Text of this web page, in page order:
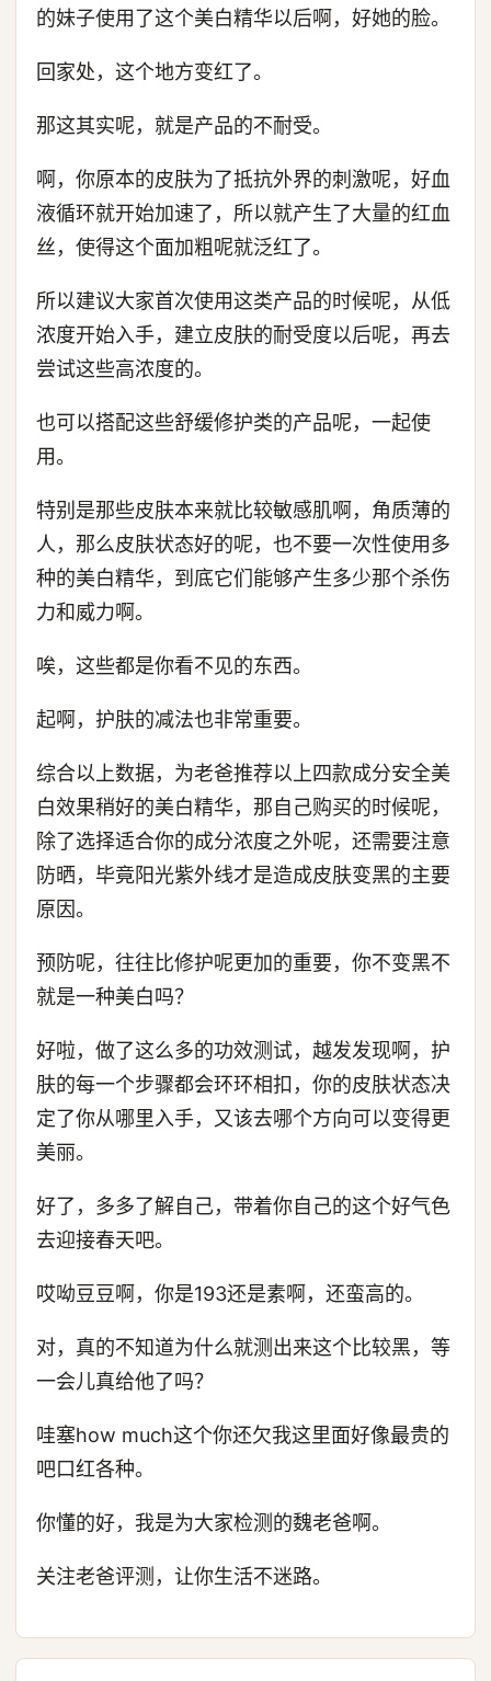
的妹子使用了这个美白精华以后啊，好她的脸。
回家处，这个地方变红了。
那这其实呢，就是产品的不耐受。
啊，你原本的皮肤为了抵抗外界的刺激呢，好血
液循环就开始加速了，所以就产生了大量的红血
丝，使得这个面加粗呢就泛红了。
所以建议大家首次使用这类产品的时候呢，从低
浓度开始入手，建立皮肤的耐受度以后呢，再去
尝试这些高浓度的。
也可以搭配这些舒缓修护类的产品呢，一起使
用。
特别是那些皮肤本来就比较敏感肌啊，角质薄的
人，那么皮肤状态好的呢，也不要一次性使用多
种的美白精华，到底它们能够产生多少那个杀伤
力和威力啊。
唉，这些都是你看不见的东西。
起啊，护肤的减法也非常重要。
综合以上数据，为老爸推荐以上四款成分安全美
白效果稍好的美白精华，那自己购买的时候呢，
除了选择适合你的成分浓度之外呢，还需要注意
防晒，毕竟阳光紫外线才是造成皮肤变黑的主要
原因。
预防呢，往往比修护呢更加的重要，你不变黑不
就是一种美白吗？
好啦，做了这么多的功效测试，越发发现啊，护
肤的每一个步骤都会环环相扣，你的皮肤状态决
定了你从哪里入手，又该去哪个方向可以变得更
美丽。
好了，多多了解自己，带着你自己的这个好气色
去迎接春天吧。
哎呦豆豆啊，你是193还是素啊，还蛮高的。
对，真的不知道为什么就测出来这个比较黑，等
一会儿真给他了吗？
哇塞how much这个你还欠我这里面好像最贵的
吧口红各种。
你懂的好，我是为大家检测的魏老爸啊。
关注老爸评测，让你生活不迷路。